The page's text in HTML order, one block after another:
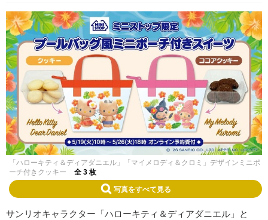
「ハローキティ＆ディアダニエル」「マイメロディ＆クロミ」デザインミニポ
ーチ付きクッキー
全 3 枚
写真をすべて見る
サンリオキャラクター「ハローキティ＆ディアダニエル」と